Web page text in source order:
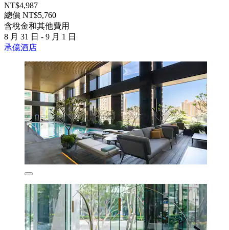
NT$4,987
總價 NT$5,760
含稅金和其他費用
8 月 31 日 - 9 月 1 日
承億酒店